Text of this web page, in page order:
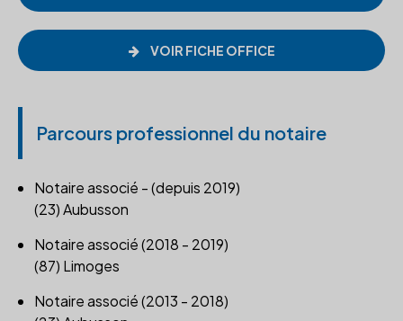
VOIR FICHE OFFICE
Parcours professionnel du notaire
Notaire associé - (depuis 2019)
(23) Aubusson
Notaire associé (2018 - 2019)
(87) Limoges
Notaire associé (2013 - 2018)